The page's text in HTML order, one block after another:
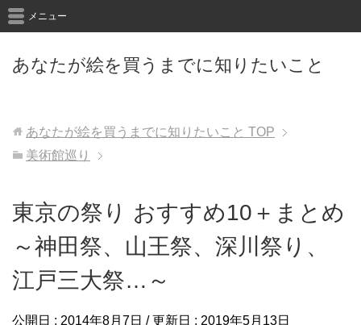
あなたが絵を買うまでに知りたいこと
メニュー
あなたが絵を買うまでに知りたいこと TOP
美術館巡り
東京の祭り おすすめ10＋まとめ
～神田祭、山王祭、深川祭り、
江戸三大祭…～
公開日 : 2014年8月7日 / 更新日 : 2019年5月13日